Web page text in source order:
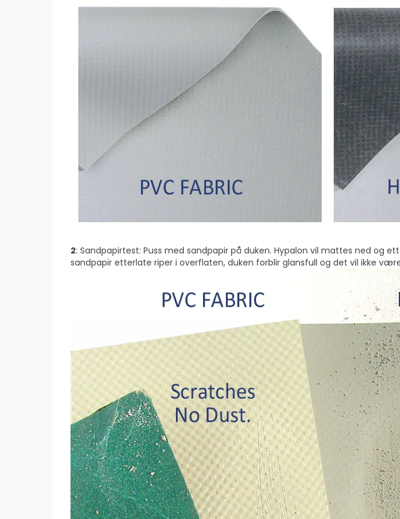
2: Sandpapirtest: Puss med sandpapir på duken. Hypalon vil mattes ned og
sandpapir etterlate riper i overflaten, duken forblir glansfull og det vil ikke